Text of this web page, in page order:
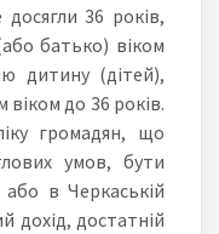
36 років,
батько) віком
дитину (дітей),
до 36 років.
громадян, що
умов, бути
в Черкаській
дохід, достатній